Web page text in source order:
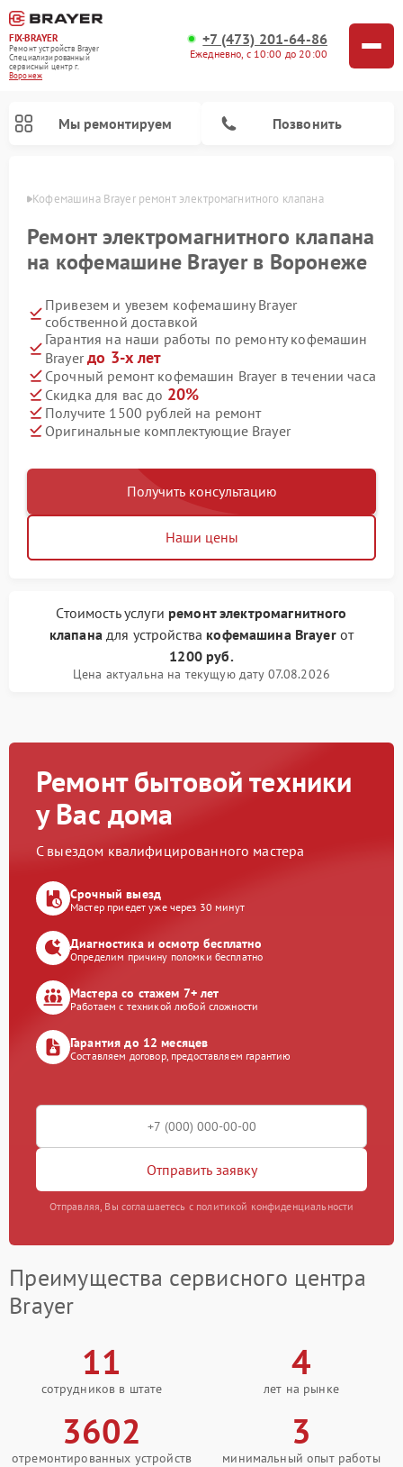
FIX-BRAYER
Ремонт устройств Brayer
Специализированный
cервисный центр г.
Воронеж
+7 (473) 201-64-86
Ежедневно, с 10:00 до 20:00
Мы ремонтируем Позвонить
Кофемашина Brayer ремонт электромагнитного клапана
Ремонт электромагнитного клапана
на кофемашине Brayer в Воронеже
Привезем и увезем кофемашину Brayer
собственной доставкой
Гарантия на наши работы по ремонту кофемашин
Brayerдо 3-х лет
Срочный ремонт кофемашин Brayer в течении часа
Скидка для вас до 20%
Получите 1500 рублей на ремонт
Оригинальные комплектующие Brayer
Получить консультацию
Наши цены
Стоимость услуги ремонт электромагнитного
клапанадля устройства кофемашина Brayerот
1200 руб.
Цена актуальна на текущую дату 07.08.2026
Ремонт бытовой техники
у Вас дома
С выездом квалифицированного мастера
Срочный выезд
Мастер приедет уже через 30 минут
Диагностика и осмотр бесплатно
Определим причину поломки бесплатно
Мастера со стажем 7+ лет
Работаем с техникой любой сложности
Гарантия до 12 месяцев
Составляем договор, предоставляем гарантию
Отправить заявку
Отправляя, Вы соглашаетесь с политикой конфиденциальности
Преимущества сервисного центра
Brayer
11
сотрудников в штате
4
лет на рынке
3602
отремонтированных устройств
3
минимальный опыт работы